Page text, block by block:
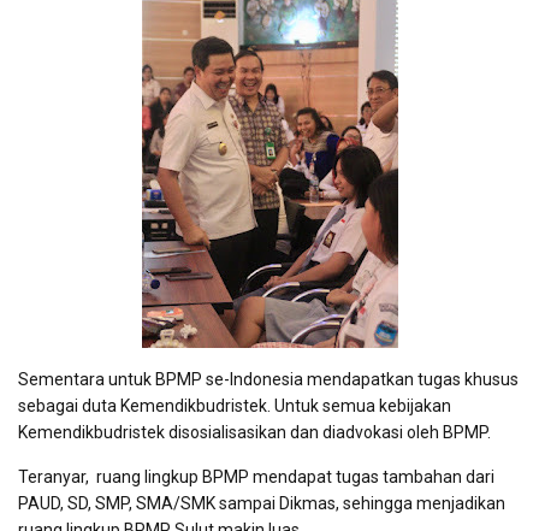
Sementara untuk BPMP se-Indonesia mendapatkan tugas khusus
sebagai duta Kemendikbudristek. Untuk semua kebijakan
Kemendikbudristek disosialisasikan dan diadvokasi oleh BPMP.
Teranyar, ruang lingkup BPMP mendapat tugas tambahan dari
PAUD, SD, SMP, SMA/SMK sampai Dikmas, sehingga menjadikan